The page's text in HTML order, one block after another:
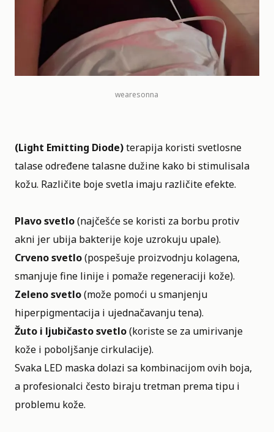
wearesonna
(Light Emitting Diode)terapija koristi svetlosne
talase određene talasne dužine kako bi stimulisala
kožu. Različite boje svetla imaju različite efekte.
Plavo svetlo(najčešće se koristi za borbu protiv
akni jer ubija bakterije koje uzrokuju upale).
Crveno svetlo(pospešuje proizvodnju kolagena,
smanjuje fine linije i pomaže regeneraciji kože).
Zeleno svetlo(može pomoći u smanjenju
hiperpigmentacija i ujednačavanju tena).
Žuto i ljubičasto svetlo(koriste se za umirivanje
kože i poboljšanje cirkulacije).
Svaka LED maska dolazi sa kombinacijom ovih boja,
a profesionalci često biraju tretman prema tipu i
problemu kože.